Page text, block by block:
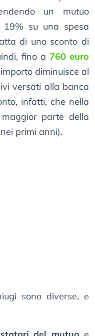
un mutuo
19% su una spesa
di uno sconto di
fino a 760 euro
diminuisce al
versati alla banca
infatti, che nella
parte della
primi anni).
sono diverse, e